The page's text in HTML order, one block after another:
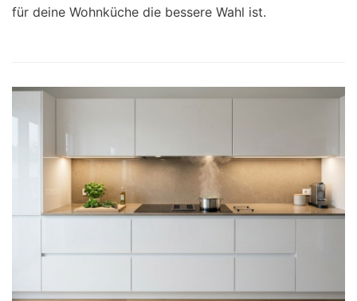
für deine Wohnküche die bessere Wahl ist.